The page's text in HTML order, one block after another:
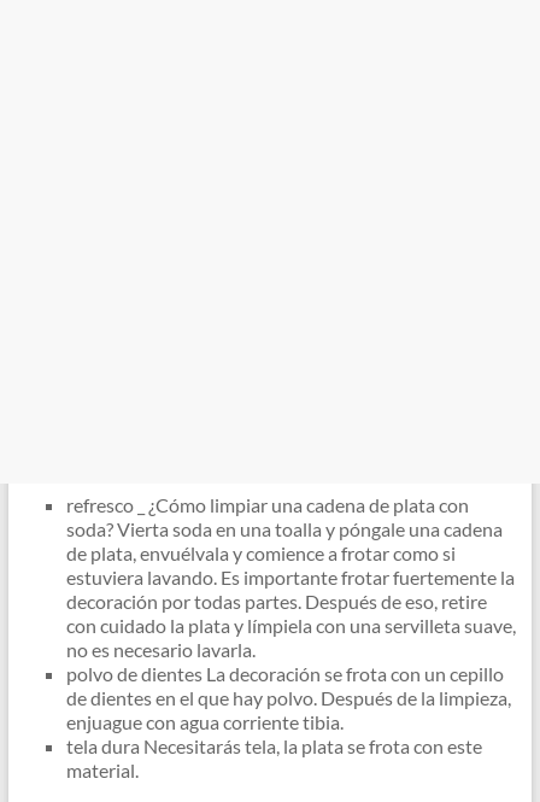
refresco _ ¿Cómo limpiar una cadena de plata con
soda? Vierta soda en una toalla y póngale una cadena
de plata, envuélvala y comience a frotar como si
estuviera lavando. Es importante frotar fuertemente la
decoración por todas partes. Después de eso, retire
con cuidado la plata y límpiela con una servilleta suave,
no es necesario lavarla.
polvo de dientes La decoración se frota con un cepillo
de dientes en el que hay polvo. Después de la limpieza,
enjuague con agua corriente tibia.
tela dura Necesitarás tela, la plata se frota con este
material.